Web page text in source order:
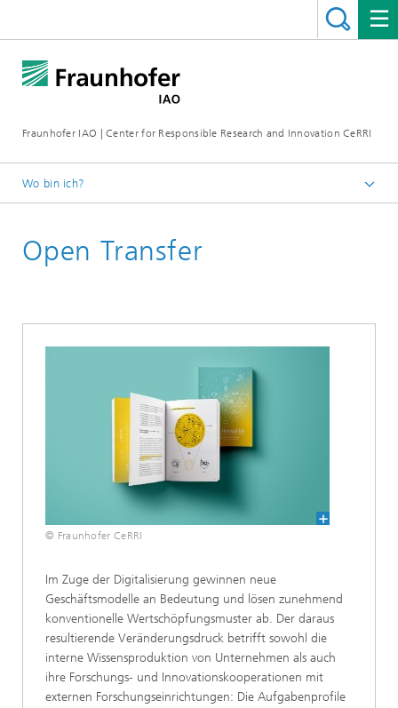
Fraunhofer IAO | Center for Responsible Research and Innovation CeRRI
Wo bin ich?
Publikationen
Open Transfer
© Fraunhofer CeRRI
Im Zuge der Digitalisierung gewinnen neue
Geschäftsmodelle an Bedeutung und lösen zunehmend
konventionelle Wertschöpfungsmuster ab. Der daraus
resultierende Veränderungsdruck betrifft sowohl die
interne Wissensproduktion von Unternehmen als auch
ihre Forschungs- und Innovationskooperationen mit
externen Forschungseinrichtungen: Die Aufgabenprofile